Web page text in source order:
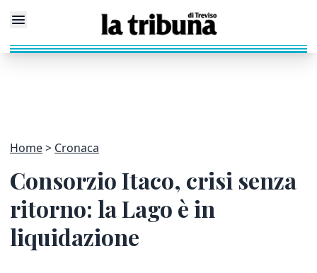
Home Cronaca
Consorzio Itaco, crisi senza
ritorno: la Lago è in
liquidazione